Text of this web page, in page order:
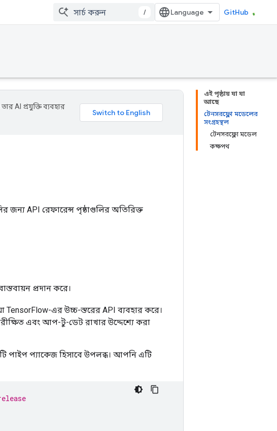
/ GitHub
এই পৃষ্ঠায় যা যা
আছে
টেনসরফ্লো মডেলের
সংগ্রহস্থল
টেনসরফ্লো মডেল
কক্ষপথ
AI প্রযুক্তি ব্যবহার
জন্য API রেফারেন্স পৃষ্ঠাগুলির অতিরিক্ত
প্রদান করে।
TensorFlow-এর উচ্চ-স্তরের API ব্যবহার করে।
এবং আপ-টু-ডেট রাখার উদ্দেশ্যে করা
পাইপ প্যাকেজ হিসাবে উপলব্ধ। আপনি এটি